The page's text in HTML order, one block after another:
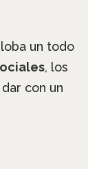
un todo
, los
con un